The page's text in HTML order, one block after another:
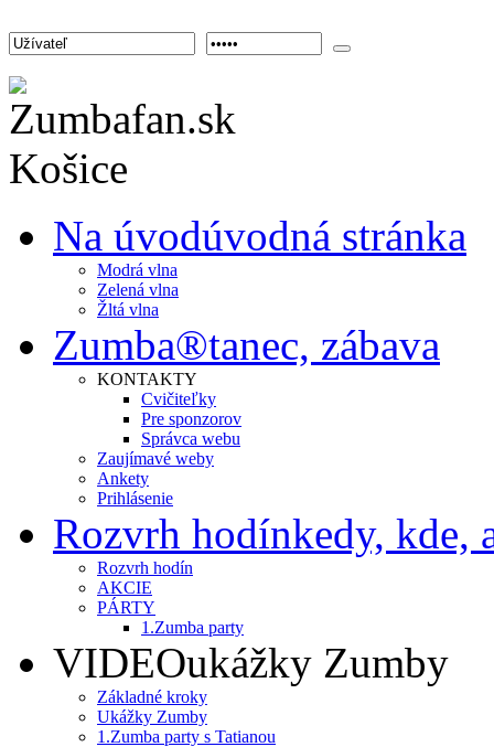
Na úvodúvodná stránka
Modrá vlna
Zelená vlna
Žltá vlna
Zumba®tanec, zábava
KONTAKTY
Cvičiteľky
Pre sponzorov
Správca webu
Zaujímavé weby
Ankety
Prihlásenie
Rozvrh hodínkedy, kde,
Rozvrh hodín
AKCIE
PÁRTY
1.Zumba party
VIDEOukážky Zumby
Základné kroky
Ukážky Zumby
1.Zumba party s Tatianou